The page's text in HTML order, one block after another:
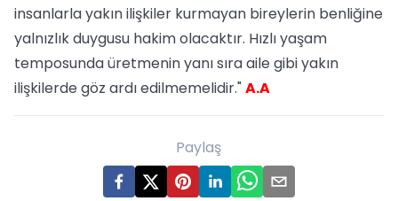
insanlarla yakın ilişkiler kurmayan bireylerin benliğine
yalnızlık duygusu hakim olacaktır. Hızlı yaşam
temposunda üretmenin yanı sıra aile gibi yakın
ilişkilerde göz ardı edilmemelidir."A.A
Paylaş